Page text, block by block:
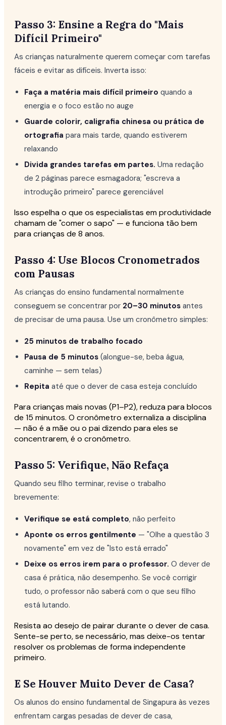
Passo 3: Ensine a Regra do "Mais
Difícil Primeiro"
As crianças naturalmente querem começar com tarefas
fáceis e evitar as difíceis. Inverta isso:
Faça a matéria mais difícil primeiro quando a
energia e o foco estão no auge
Guarde colorir, caligrafia chinesa ou prática de
ortografia para mais tarde, quando estiverem
relaxando
Divida grandes tarefas em partes. Uma redação
de 2 páginas parece esmagadora; "escreva a
introdução primeiro" parece gerenciável
Isso espelha o que os especialistas em produtividade
chamam de "comer o sapo" — e funciona tão bem
para crianças de 8 anos.
Passo 4: Use Blocos Cronometrados
com Pausas
As crianças do ensino fundamental normalmente
conseguem se concentrar por 20–30 minutos antes
de precisar de uma pausa. Use um cronômetro simples:
25 minutos de trabalho focado
Pausa de 5 minutos (alongue-se, beba água,
caminhe — sem telas)
Repita até que o dever de casa esteja concluído
Para crianças mais novas (P1–P2), reduza para blocos
de 15 minutos. O cronômetro externaliza a disciplina
— não é a mãe ou o pai dizendo para eles se
concentrarem, é o cronômetro.
Passo 5: Verifique, Não Refaça
Quando seu filho terminar, revise o trabalho
brevemente:
Verifique se está completo, não perfeito
Aponte os erros gentilmente — "Olhe a questão 3
novamente" em vez de "Isto está errado"
Deixe os erros irem para o professor. O dever de
casa é prática, não desempenho. Se você corrigir
tudo, o professor não saberá com o que seu filho
está lutando.
Resista ao desejo de pairar durante o dever de casa.
Sente-se perto, se necessário, mas deixe-os tentar
resolver os problemas de forma independente
primeiro.
E Se Houver Muito Dever de Casa?
Os alunos do ensino fundamental de Singapura às vezes
enfrentam cargas pesadas de dever de casa,